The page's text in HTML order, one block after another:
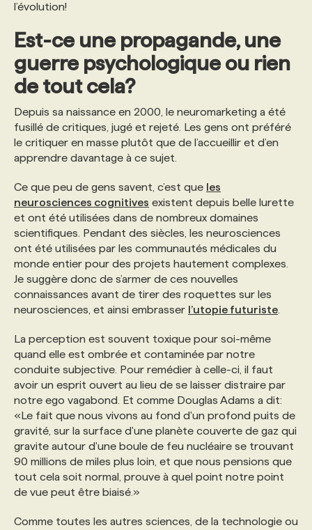
l’évolution!
Est-ce une propagande, une
guerre psychologique ou rien
de tout cela?
Depuis sa naissance en 2000, le neuromarketing a été
fusillé de critiques, jugé et rejeté. Les gens ont préféré
le critiquer en masse plutôt que de l’accueillir et d’en
apprendre davantage à ce sujet.
Ce que peu de gens savent, c’est que les
neurosciences cognitives existent depuis belle lurette
et ont été utilisées dans de nombreux domaines
scientifiques. Pendant des siècles, les neurosciences
ont été utilisées par les communautés médicales du
monde entier pour des projets hautement complexes.
Je suggère donc de s’armer de ces nouvelles
connaissances avant de tirer des roquettes sur les
neurosciences, et ainsi embrasser l’utopie futuriste
La perception est souvent toxique pour soi-même
quand elle est ombrée et contaminée par notre
conduite subjective. Pour remédier à celle-ci, il faut
avoir un esprit ouvert au lieu de se laisser distraire par
notre ego vagabond. Et comme Douglas Adams a dit:
«Le fait que nous vivons au fond d'un profond puits de
gravité, sur la surface d'une planète couverte de gaz qui
gravite autour d'une boule de feu nucléaire se trouvant
90 millions de miles plus loin, et que nous pensions que
tout cela soit normal, prouve à quel point notre point
de vue peut être biaisé.»
Comme toutes les autres sciences, de la technologie ou